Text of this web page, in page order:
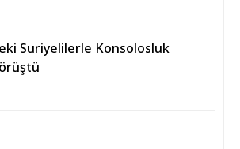
Suriyelilerle Konsolosluk